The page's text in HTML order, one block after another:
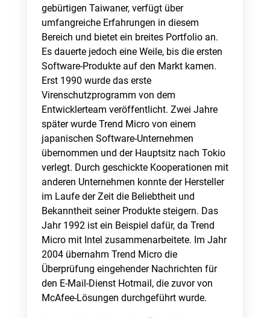
gebürtigen Taiwaner, verfügt über
umfangreiche Erfahrungen in diesem
Bereich und bietet ein breites Portfolio an.
Es dauerte jedoch eine Weile, bis die ersten
Software-Produkte auf den Markt kamen.
Erst 1990 wurde das erste
Virenschutzprogramm von dem
Entwicklerteam veröffentlicht. Zwei Jahre
später wurde Trend Micro von einem
japanischen Software-Unternehmen
übernommen und der Hauptsitz nach Tokio
verlegt. Durch geschickte Kooperationen mit
anderen Unternehmen konnte der Hersteller
im Laufe der Zeit die Beliebtheit und
Bekanntheit seiner Produkte steigern. Das
Jahr 1992 ist ein Beispiel dafür, da Trend
Micro mit Intel zusammenarbeitete. Im Jahr
2004 übernahm Trend Micro die
Überprüfung eingehender Nachrichten für
den E-Mail-Dienst Hotmail, die zuvor von
McAfee-Lösungen durchgeführt wurde.